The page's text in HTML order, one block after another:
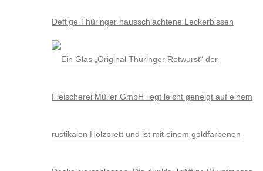
Deftige Thüringer hausschlachtene Leckerbissen